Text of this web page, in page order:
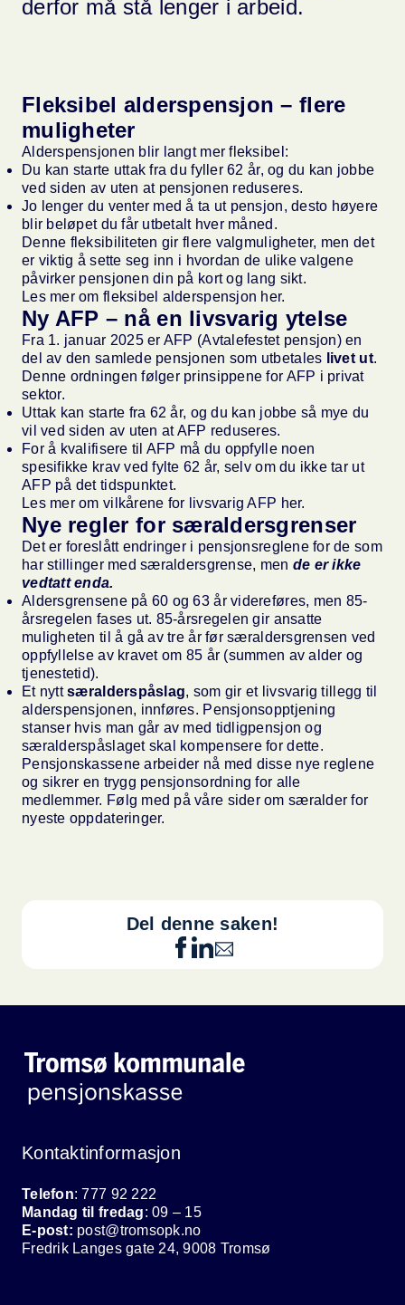
derfor må stå lenger i arbeid.
Fleksibel alderspensjon – flere
muligheter
Alderspensjonen blir langt mer fleksibel:
Du kan starte uttak fra du fyller 62 år, og du kan jobbe
ved siden av uten at pensjonen reduseres.
Jo lenger du venter med å ta ut pensjon, desto høyere
blir beløpet du får utbetalt hver måned.
Denne fleksibiliteten gir flere valgmuligheter, men det
er viktig å sette seg inn i hvordan de ulike valgene
påvirker pensjonen din på kort og lang sikt.
Les mer om fleksibel alderspensjon her.
Ny AFP – nå en livsvarig ytelse
Fra 1. januar 2025 er AFP (Avtalefestet pensjon) en
del av den samlede pensjonen som utbetales livet ut.
Denne ordningen følger prinsippene for AFP i privat
sektor.
Uttak kan starte fra 62 år, og du kan jobbe så mye du
vil ved siden av uten at AFP reduseres.
For å kvalifisere til AFP må du oppfylle noen
spesifikke krav ved fylte 62 år, selv om du ikke tar ut
AFP på det tidspunktet.
Les mer om vilkårene for livsvarig AFP her.
Nye regler for særaldersgrenser
Det er foreslått endringer i pensjonsreglene for de som
har stillinger med særaldersgrense, men de er ikke
vedtatt enda.
Aldersgrensene på 60 og 63 år videreføres, men 85-
årsregelen fases ut. 85-årsregelen gir ansatte
muligheten til å gå av tre år før særaldersgrensen ved
oppfyllelse av kravet om 85 år (summen av alder og
tjenestetid).
Et nyttsæralderspåslag, som gir et livsvarig tillegg til
alderspensjonen, innføres. Pensjonsopptjening
stanser hvis man går av med tidligpensjon og
særalderspåslaget skal kompensere for dette.
Pensjonskassene arbeider nå med disse nye reglene
og sikrer en trygg pensjonsordning for alle
medlemmer. Følg med på våre sider om særalder for
nyeste oppdateringer.
Del denne saken!
Kontaktinformasjon
Telefon: 777 92 222
Mandag til fredag: 09 – 15
E-post: post@tromsopk.no
Fredrik Langes gate 24, 9008 Tromsø